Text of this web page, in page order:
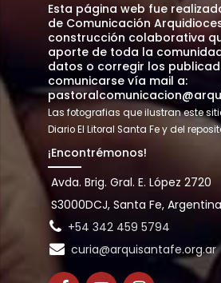
Esta página web fue
de Comunicación
construcción colaborativa
aporte de toda la
datos o corregir los
comunicarse vía mail a:
Las fotografias que ilustran este
Diario El Litoral Santa Fe y del
¡Encontrémonos!
Avda. Brig. Gral. E. López 2720
S3000DCJ, Santa Fe, Argentina
+54 342 459 5794
curia@arquisantafe.org.ar